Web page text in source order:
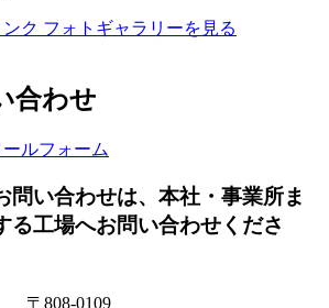
フォトギャラリーを見る
合わせ
ールフォーム
問い合わせは、本社・事業所ま
る工場へお問い合わせくださ
〒808-0109